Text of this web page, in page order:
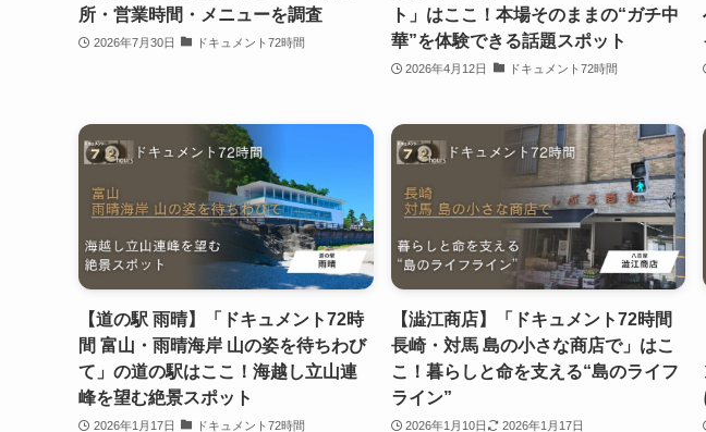
所・営業時間・メニューを調査
2026年7月30日 ドキュメント72時間
ト」はここ！本場そのままの“ガチ中
華”を体験できる話題スポット
2026年4月12日 ドキュメント72時間
【道の駅 雨晴】「ドキュメント72時
間 富山・雨晴海岸 山の姿を待ちわび
て」の道の駅はここ！海越し立山連
峰を望む絶景スポット
2026年1月17日 ドキュメント72時間
【澁江商店】「ドキュメント72時間
長崎・対馬 島の小さな商店で」はこ
こ！暮らしと命を支える“島のライフ
ライン”
2026年1月10日
2026年1月17日